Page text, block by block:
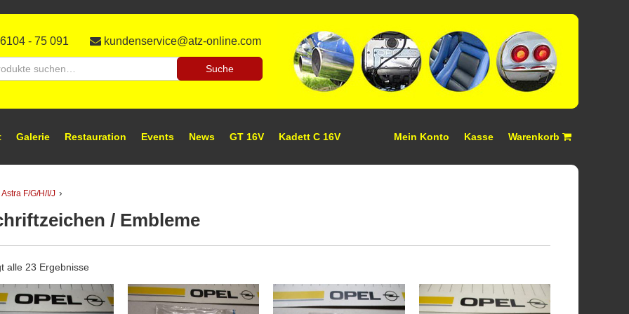
- 75 091 kundenservice@atz-online.com
Suche
Galerie Restauration Events News GT 16V Kadett C 16V Mein Konto Kasse Warenkorb
F/G/H/I/J ›
/ Embleme
alle 23 Ergebnisse